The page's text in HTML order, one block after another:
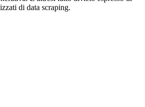
di data scraping.